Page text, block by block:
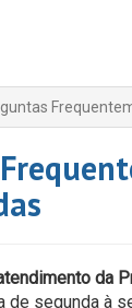
da
de segunda à